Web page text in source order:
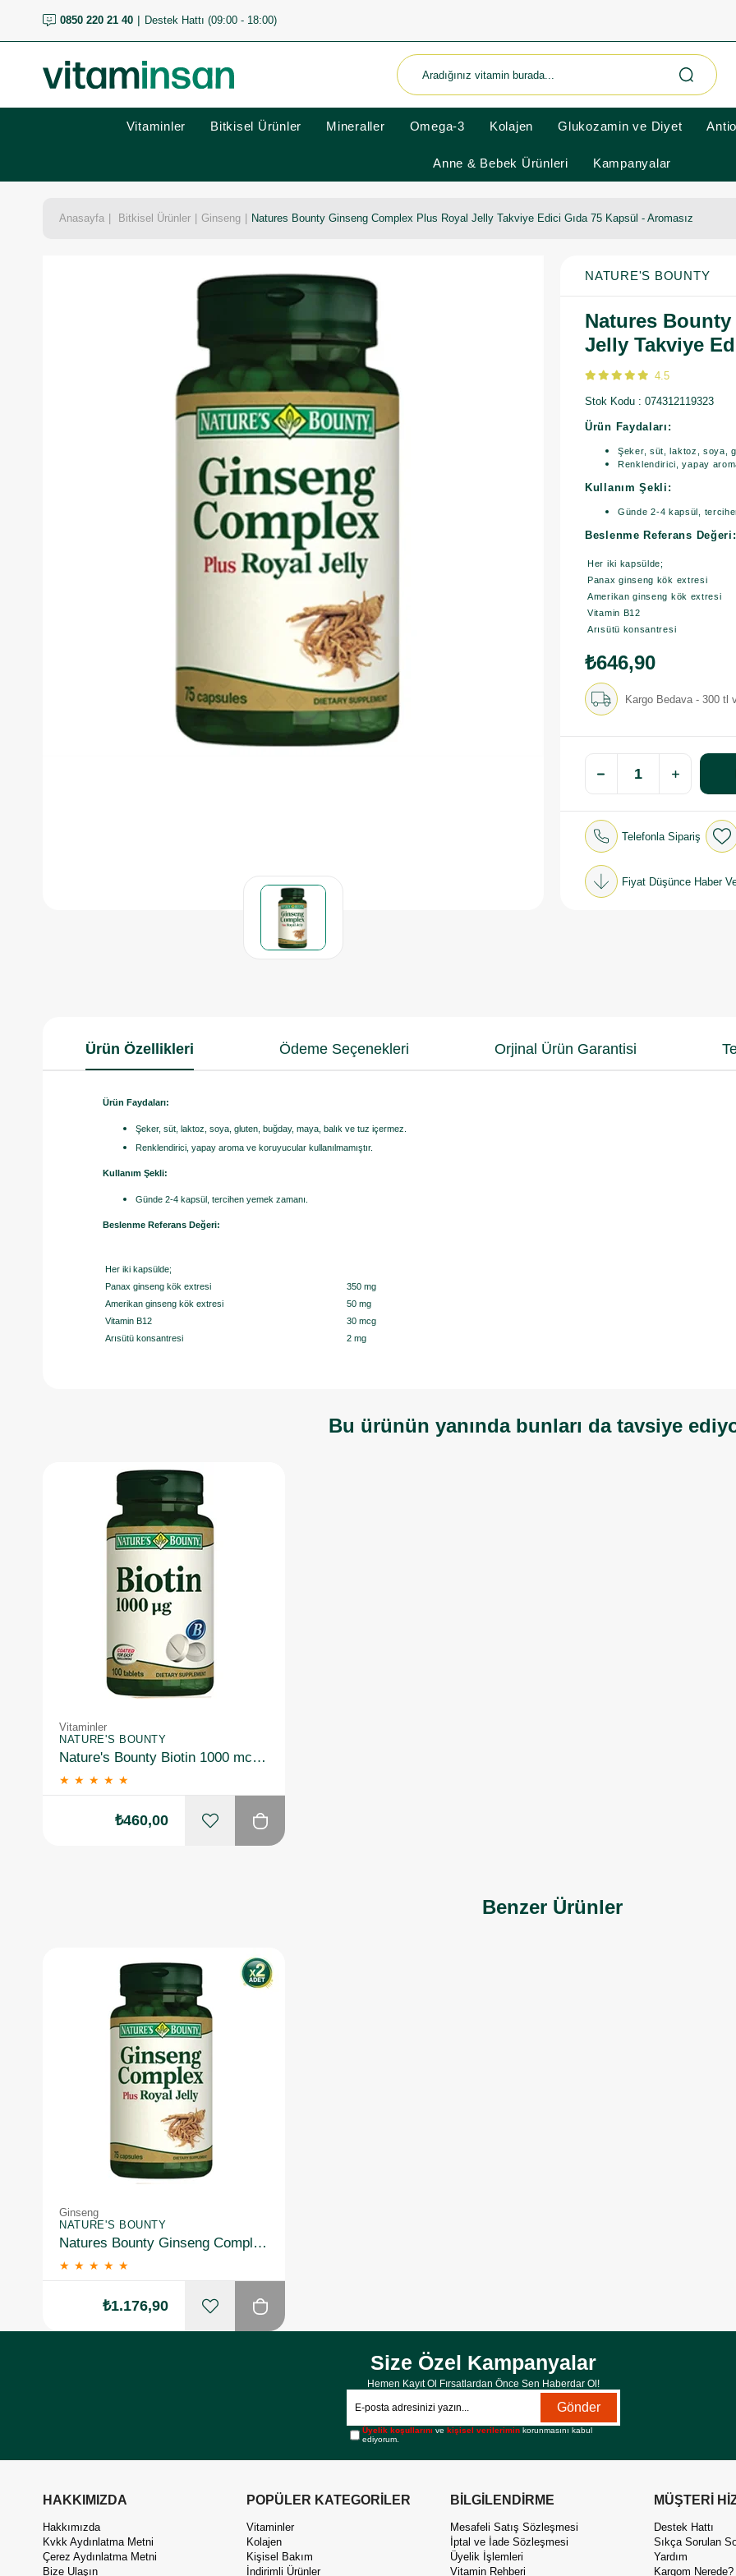
0850 220 21 40 Destek Hattı (09:00 - 18:00)
Vitaminler Bitkisel Ürünler Mineraller Omega-3 Kolajen Glukozamin ve Diyet
Anne & Bebek Ürünleri Kampanyalar
Anasayfa Bitkisel Ürünler Ginseng Natures Bounty Ginseng Complex Plus Royal Jelly Takviye Edici Gıda 75 Kapsül - Aromasız
NATURE'S BOUNTY
Natures
Jelly Takviye
4.5
Stok Kodu 074312119323
Ürün Faydaları:
Şeker, süt, laktoz, soya,
Renklendirici, yapay
Kullanım Şekli:
Günde 2-4 kapsül,
Beslenme Referans Değeri:
Her iki kapsülde;
Panax ginseng kök extresi
Amerikan ginseng kök extresi
Vitamin B12
Arısütü konsantresi
₺646,90
Kargo Bedava - 300 tl
Telefonla Sipariş
Fiyat Düşünce Haber
Ürün Özellikleri Ödeme Seçenekleri Orjinal Ürün Garantisi
Ürün Faydaları:
Şeker, süt, laktoz, soya, gluten, buğday, maya, balık ve tuz içermez.
Renklendirici, yapay aroma ve koruyucular kullanılmamıştır.
Kullanım Şekli:
Günde 2-4 kapsül, tercihen yemek zamanı.
Beslenme Referans Değeri:
Her iki kapsülde;
Panax ginseng kök extresi
350 mg
Amerikan ginseng kök extresi
50 mg
Vitamin B12
30 mcg
Arısütü konsantresi
2 mg
Bu ürünün yanında bunları da tavsiye
Vitaminler
NATURE'S BOUNTY
Nature's Bounty Biotin 1000 mcg 100 Tablet
★ ★ ★ ★ ★
₺460,00
Benzer Ürünler
Ginseng
NATURE'S BOUNTY
Natures Bounty Ginseng Complex Plus Royal Jelly Takviye Edici Gıda 75 Kapsül 2 Adet
★ ★ ★ ★ ★
₺1.176,90
Size Özel Kampanyalar
Hemen Kayıt Ol Fırsatlardan Önce Sen Haberdar Ol!
Gönder
Üyelik koşullarını vekişisel verilerimin korunmasını kabul
ediyorum.
HAKKIMIZDA
Hakkımızda
Kvkk Aydınlatma Metni
Çerez Aydınlatma Metni
Bize Ulaşın
POPÜLER KATEGORİLER
Vitaminler
Kolajen
Kişisel Bakım
İndirimli Ürünler
BİLGİLENDİRME
Mesafeli Satış Sözleşmesi
İptal ve İade Sözleşmesi
Üyelik İşlemleri
Vitamin Rehberi
MÜŞTERİ
Destek Hattı
Sıkça Sorulan
Yardım
Kargom Nerede?